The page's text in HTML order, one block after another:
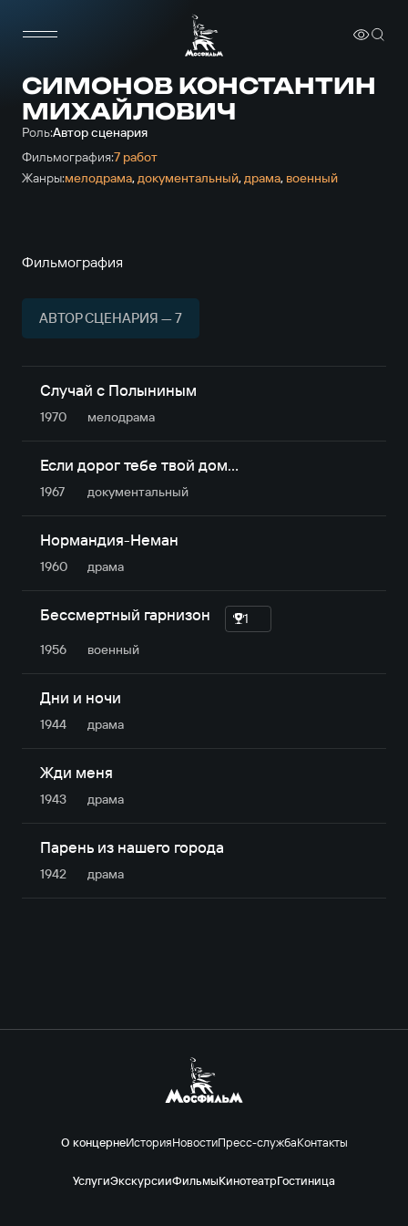
СИМОНОВ КОНСТАНТИН
МИХАЙЛОВИЧ
Роль:Автор сценария
Фильмография:7 работ
Жанры:мелодрама,документальный,драма, военный
Фильмография
АВТОР СЦЕНАРИЯ — 7
Случай с Полыниным
1970 мелодрама
Если дорог тебе твой дом…
1967 документальный
Нормандия-Неман
1960 драма
Бессмертный гарнизон
1
1956
военный
Дни и ночи
1944 драма
Жди меня
1943 драма
Парень из нашего города
1942 драма
О концернеИсторияНовостиПресс-службаКонтакты
УслугиЭкскурсииФильмыКинотеатрГостиница